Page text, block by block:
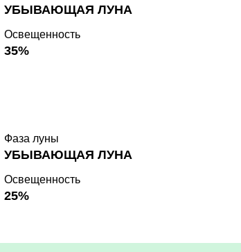
УБЫВАЮЩАЯ ЛУНА
Освещенность
35%
Фаза луны
УБЫВАЮЩАЯ ЛУНА
Освещенность
25%